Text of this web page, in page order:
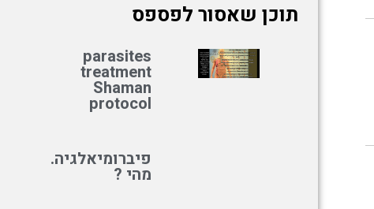
תוכן שאסור לפספס
parasites
treatment
Shaman
protocol
פיברומיאלגיה.
מהי ?